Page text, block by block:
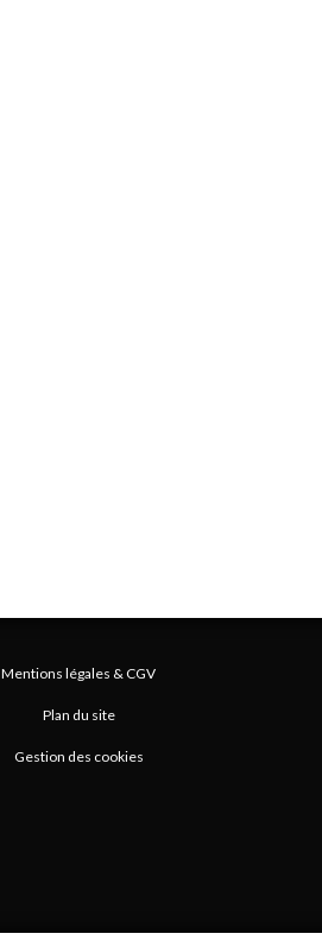
Mentions légales & CGV
Plan du site
Gestion des cookies